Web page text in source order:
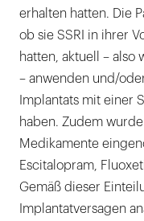
erhalten hatten. Die
ob sie SSRI in ihrer
hatten, aktuell – also
– anwenden und/
Implantats mit einer
haben. Zudem
Medikamente
Escitalopram,
Gemäß dieser
Implantatversagen